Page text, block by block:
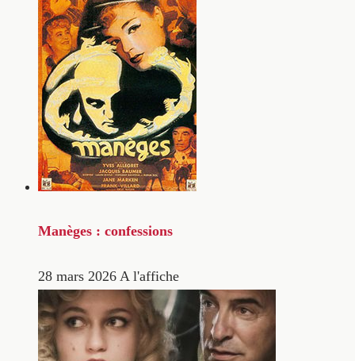
Manèges : confessions
28 mars 2026 A l'affiche